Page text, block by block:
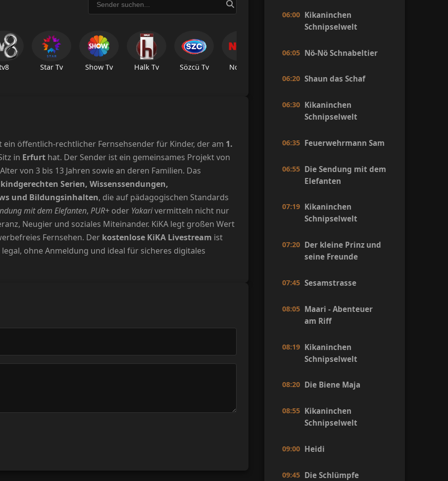
Star Tv Show Tv Halk Tv Sözcü Tv Now Tv
ein öffentlich-rechtlicher Fernsehsender für Kinder, der am 1.
in Erfurt hat. Der Sender ist ein gemeinsames Projekt von
von 3 bis 13 Jahren sowie an deren Familien. Das
kindgerechten Serien, Wissenssendungen,
und Bildungsinhalten, die auf pädagogischen Standards
mit dem Elefanten, PUR+ oder Yakarivermitteln nicht nur
Neugier und soziales Miteinander. KiKA legt großen Wert
Fernsehen. Der kostenlose KiKA Livestream ist
ohne Anmeldung und ideal für sicheres digitales
06:00 Kikaninchen
Schnipselwelt
06:05 Nö-Nö Schnabeltier
06:20 Shaun das Schaf
06:30 Kikaninchen
Schnipselwelt
06:35 Feuerwehrmann Sam
06:55 Die Sendung mit dem
Elefanten
07:19 Kikaninchen
Schnipselwelt
07:20 Der kleine Prinz und
seine Freunde
07:45 Sesamstrasse
08:05 Maari - Abenteuer
am Riff
08:19 Kikaninchen
Schnipselwelt
08:20 Die Biene Maja
08:55 Kikaninchen
Schnipselwelt
09:00 Heidi
09:45 Die Schlümpfe